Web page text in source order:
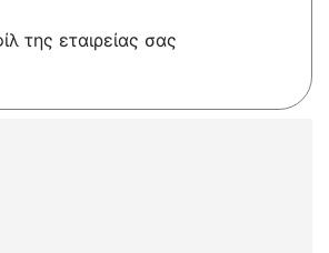
της εταιρείας σας